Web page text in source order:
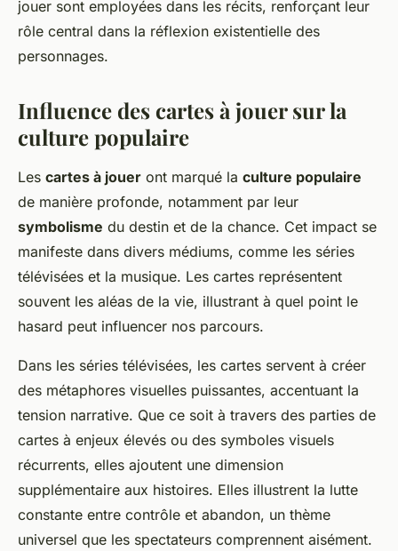
jouer sont employées dans les récits, renforçant leur
rôle central dans la réflexion existentielle des
personnages.
Influence des cartes à jouer sur la
culture populaire
Les cartes à jouer ont marqué la culture populaire
de manière profonde, notamment par leur
symbolisme du destin et de la chance. Cet impact se
manifeste dans divers médiums, comme les séries
télévisées et la musique. Les cartes représentent
souvent les aléas de la vie, illustrant à quel point le
hasard peut influencer nos parcours.
Dans les séries télévisées, les cartes servent à créer
des métaphores visuelles puissantes, accentuant la
tension narrative. Que ce soit à travers des parties de
cartes à enjeux élevés ou des symboles visuels
récurrents, elles ajoutent une dimension
supplémentaire aux histoires. Elles illustrent la lutte
constante entre contrôle et abandon, un thème
universel que les spectateurs comprennent aisément.